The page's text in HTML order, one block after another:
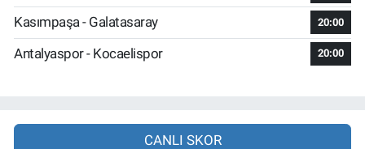
Kasımpaşa - Galatasaray 20:00
Antalyaspor - Kocaelispor 20:00
CANLI SKOR